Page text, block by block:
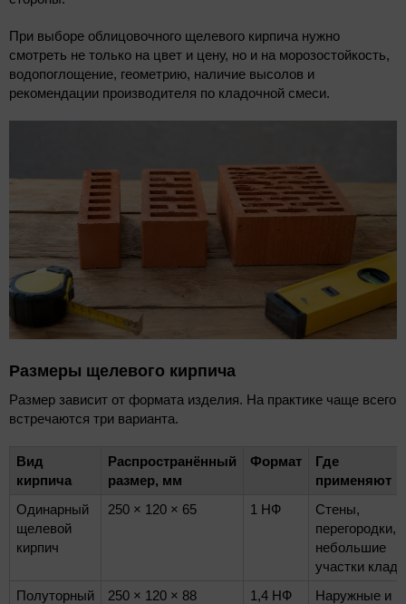
При выборе облицовочного щелевого кирпича нужно
смотреть не только на цвет и цену, но и на морозостойкость,
водопоглощение, геометрию, наличие высолов и
рекомендации производителя по кладочной смеси.
Размеры щелевого кирпича
Размер зависит от формата изделия. На практике чаще всего
встречаются три варианта.
Вид
кирпича
Распространённый
размер, мм
Формат
Где
применяют
Одинарный
щелевой
кирпич
250 × 120 × 65 1 НФ
Стены,
перегородки,
небольшие
участки
Полуторный
250 × 120 × 88 1,4 НФ
Наружные и